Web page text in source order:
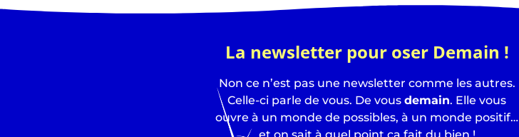
La newsletter pour oser Demain !
Non ce n’est pas une newsletter comme les autres.
Celle-ci parle de vous. De vousdemain. Elle vous
ouvre à un monde de possibles, à un monde positif…